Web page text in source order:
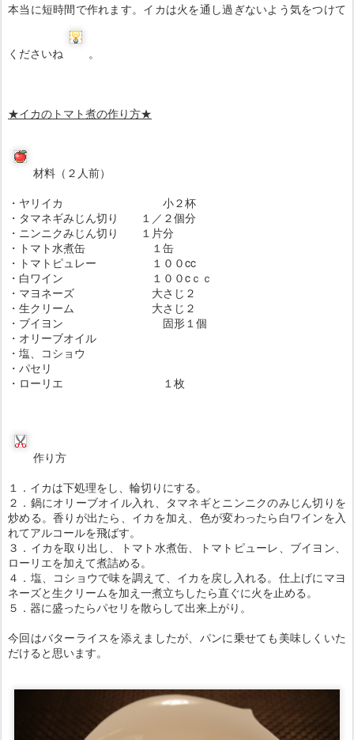
本当に短時間で作れます。イカは火を通し過ぎないよう気をつけて
くださいね 。
★イカのトマト煮の作り方★
材料（２人前）
・ヤリイカ 小２杯
・タマネギみじん切り １／２個分
・ニンニクみじん切り １片分
・トマト水煮缶 １缶
・トマトピュレー １００cc
・白ワイン １００cｃｃ
・マヨネーズ 大さじ２
・生クリーム 大さじ２
・ブイヨン 固形１個
・オリーブオイル
・塩、コショウ
・パセリ
・ローリエ １枚
作り方
１．イカは下処理をし、輪切りにする。
２．鍋にオリーブオイル入れ、タマネギとニンニクのみじん切りを
炒める。香りが出たら、イカを加え、色が変わったら白ワインを入
れてアルコールを飛ばす。
３． イカを取り出し、トマト水煮缶、トマトピューレ、ブイヨン、
ローリエを加えて煮詰める。
４．塩、コショウで味を調えて、イカを戻し入れる。仕上げにマヨ
ネーズと生クリームを加え一煮立ちしたら直ぐに火を止める。
５．器に盛ったらパセリを散らして出来上がり。
今回はバターライスを添えましたが、パンに乗せても美味しくいた
だけると思います。